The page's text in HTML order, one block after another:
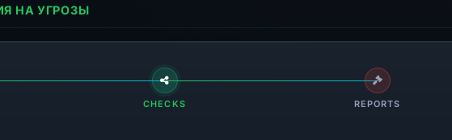
НА УГРОЗЫ
CHECKS REPORTS